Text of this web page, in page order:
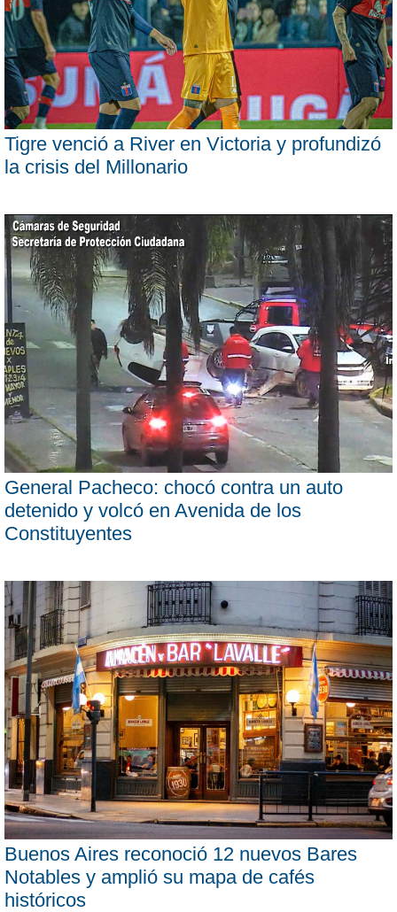
Tigre venció a River en Victoria y profundizó
la crisis del Millonario
General Pacheco: chocó contra un auto
detenido y volcó en Avenida de los
Constituyentes
Buenos Aires reconoció 12 nuevos Bares
Notables y amplió su mapa de cafés
históricos